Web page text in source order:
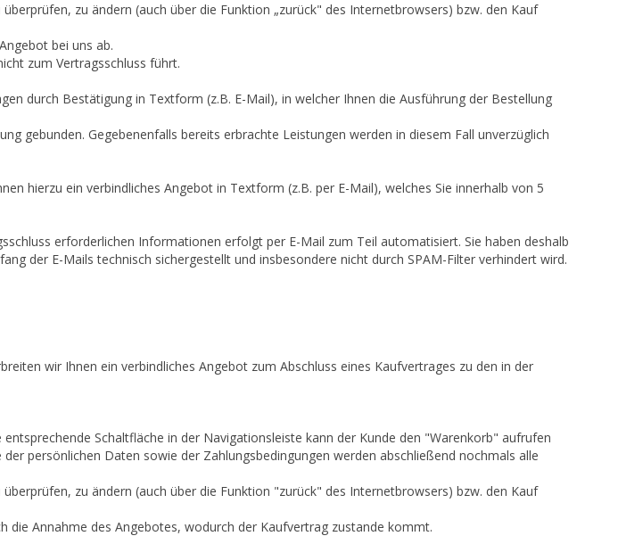
zu ändern (auch über die Funktion „zurück" des Internetbrowsers) bzw. den Kauf
bei uns ab.
zum Vertragsschluss führt.
durch Bestätigung in Textform (z.B. E-Mail), in welcher Ihnen die Ausführung der Bestellung
gebunden. Gegebenenfalls bereits erbrachte Leistungen werden in diesem Fall unverzüglich
hierzu ein verbindliches Angebot in Textform (z.B. per E-Mail), welches Sie innerhalb von 5
erforderlichen Informationen erfolgt per E-Mail zum Teil automatisiert. Sie haben deshalb
der E-Mails technisch sichergestellt und insbesondere nicht durch SPAM-Filter verhindert wird.
wir Ihnen ein verbindliches Angebot zum Abschluss eines Kaufvertrages zu den in der
Schaltfläche in der Navigationsleiste kann der Kunde den "Warenkorb" aufrufen
persönlichen Daten sowie der Zahlungsbedingungen werden abschließend nochmals alle
zu ändern (auch über die Funktion "zurück" des Internetbrowsers) bzw. den Kauf
die Annahme des Angebotes, wodurch der Kaufvertrag zustande kommt.